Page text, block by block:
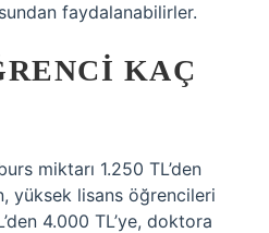
faydalanabilirler.
KAÇ
miktarı 1.250 TL’den
yüksek lisans öğrencileri
4.000 TL’ye, doktora